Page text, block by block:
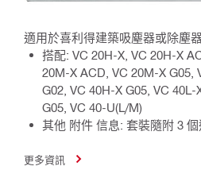
適用於喜利得建築吸塵器或除塵
搭配: VC 20H-X, VC 20H-X
20M-X ACD, VC 20M-X G05,
G02, VC 40H-X G05, VC
G05, VC 40-U(L/M)
其他 附件 信息: 套裝隨附 3
更多資訊